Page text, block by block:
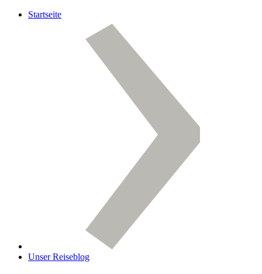
Startseite
Unser Reiseblog